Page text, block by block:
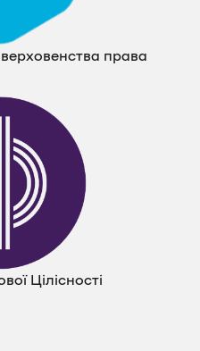
права
Цілісності